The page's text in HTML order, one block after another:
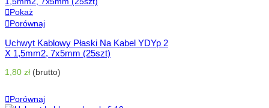
Pokaż
Porównaj
Uchwyt Kablowy Płaski Na Kabel YDYp 2
X 1,5mm2, 7x5mm (25szt)
1,80 zł (brutto)
Porównaj